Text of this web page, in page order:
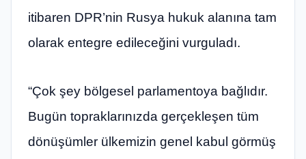
itibaren DPR’nin Rusya hukuk alanına tam
olarak entegre edileceğini vurguladı.
“Çok şey bölgesel parlamentoya bağlıdır.
Bugün topraklarınızda gerçekleşen tüm
dönüşümler ülkemizin genel kabul görmüş